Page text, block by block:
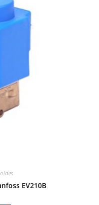
EV210B